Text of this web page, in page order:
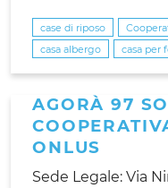
case di riposo
casa albergo
casa per
AGORÀ 97
ONLUS
Sede Legale: Via